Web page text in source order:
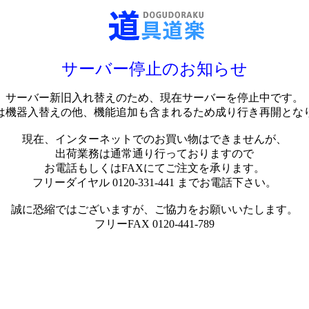
サーバー停止のお知らせ
サーバー新旧入れ替えのため、現在サーバーを停止中です。
機器入替えの他、機能追加も含まれるため成り行き再開とな
現在、インターネットでのお買い物はできませんが、
出荷業務は通常通り行っておりますので
お電話もしくはFAXにてご注文を承ります。
フリーダイヤル 0120-331-441 までお電話下さい。
誠に恐縮ではございますが、ご協力をお願いいたします。
フリーFAX 0120-441-789